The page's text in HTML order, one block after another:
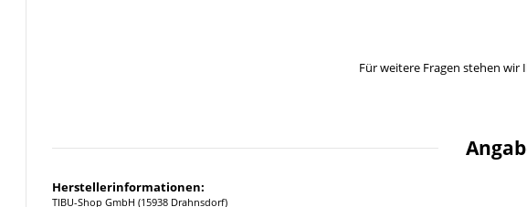
Für weitere Fragen stehen wir
Herstellerinformationen:
TIBU-Shop GmbH (15938 Drahnsdorf)